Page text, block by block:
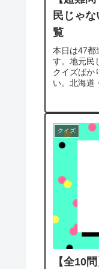
民じゃ
覧
本日は47都
す。地元民
クイズばか
い。北海道
クイズ
【全10